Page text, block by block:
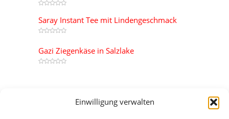
Einwilligung verwalten
Saray Instant Tee mit Lindengeschmack
Gazi Ziegenkäse in Salzlake